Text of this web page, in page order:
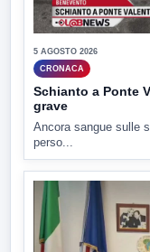
5 AGOSTO 2026
CRONACA
Schianto a Ponte
grave
Ancora sangue sulle
perso...